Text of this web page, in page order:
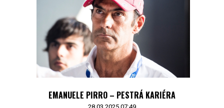
EMANUELE PIRRO – PESTRÁ KARIÉRA